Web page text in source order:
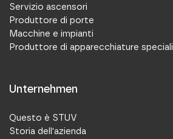
Servizio ascensori
Produttore di porte
Macchine e impianti
Produttore di apparecchiature speciali
Unternehmen
Questo è STUV
Storia dell'azienda